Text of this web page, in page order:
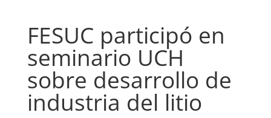
FESUC participó en
seminario UCH
sobre desarrollo de
industria del litio